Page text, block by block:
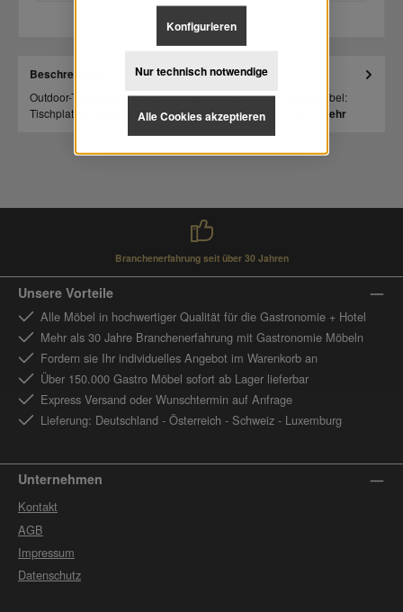
Beschreibung
Outdoor-Tischgestell für Tischplatten bis 120x80 cm / Kompatibel:
Tischplatten CLASSIC-Serie, Werzalit und Teakholz / Ge…
Mehr
Branchenerfahrung seit über 30 Jahren
Unsere Vorteile
Alle Möbel in hochwertiger Qualität für die Gastronomie + Hotel
Mehr als 30 Jahre Branchenerfahrung mit Gastronomie Möbeln
Fordern sie Ihr individuelles Angebot im Warenkorb an
Über 150.000 Gastro Möbel sofort ab Lager lieferbar
Express Versand oder Wunschtermin auf Anfrage
Lieferung: Deutschland - Österreich - Schweiz - Luxemburg
Unternehmen
Kontakt
AGB
Impressum
Datenschutz
Nur technisch notwendige
Konfigurieren
Alle Cookies akzeptieren